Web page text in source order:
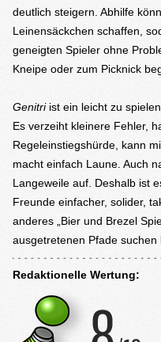
deutlich steigern. Abhilfe
Leinensäckchen schaffen,
geneigten Spieler ohne
Kneipe oder zum Picknick
Genitriist ein leicht zu
Es verzeiht kleinere Fehler,
Regeleinstiegshürde, kann
macht einfach Laune. Auch
Langeweile auf. Deshalb ist
Freunde einfacher, solider,
anderes „Bier und Brezel
ausgetretenen Pfade suchen
Redaktionelle Wertung: